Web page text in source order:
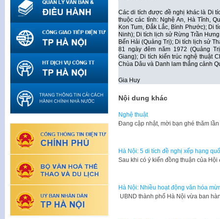
Các di tích được đề nghị khác là Di
thuộc các tỉnh: Nghệ An, Hà Tĩnh,
Kon Tum, Đắk Lắc, Bình Phước); Di
Ninh); Di tích lịch sử Rừng Trần
Bến Hải (Quảng Trị); Di tích lịch sử
81 ngày đêm năm 1972 (Quảng
Giang); Di tích kiến trúc nghệ thuật
Chùa Dâu và Danh lam thắng cảnh
Gia Huy
Nội dung khác
Nghệ thuật
​Đang cập nhật, mời bạn ghé thăm lần
Hà Nội: 5 di tích đề nghị xếp hạng
​Sau khi có ý kiến đồng thuận của
Hà Nội: Nhiều hoạt động văn hóa
UBND thành phố Hà Nội vừa ban